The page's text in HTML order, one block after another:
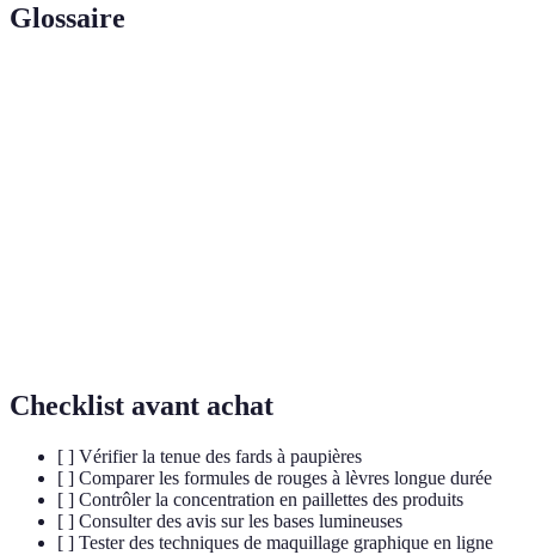
Glossaire
Checklist avant achat
[ ] Vérifier la tenue des fards à paupières
[ ] Comparer les formules de rouges à lèvres longue durée
[ ] Contrôler la concentration en paillettes des produits
[ ] Consulter des avis sur les bases lumineuses
[ ] Tester des techniques de maquillage graphique en ligne